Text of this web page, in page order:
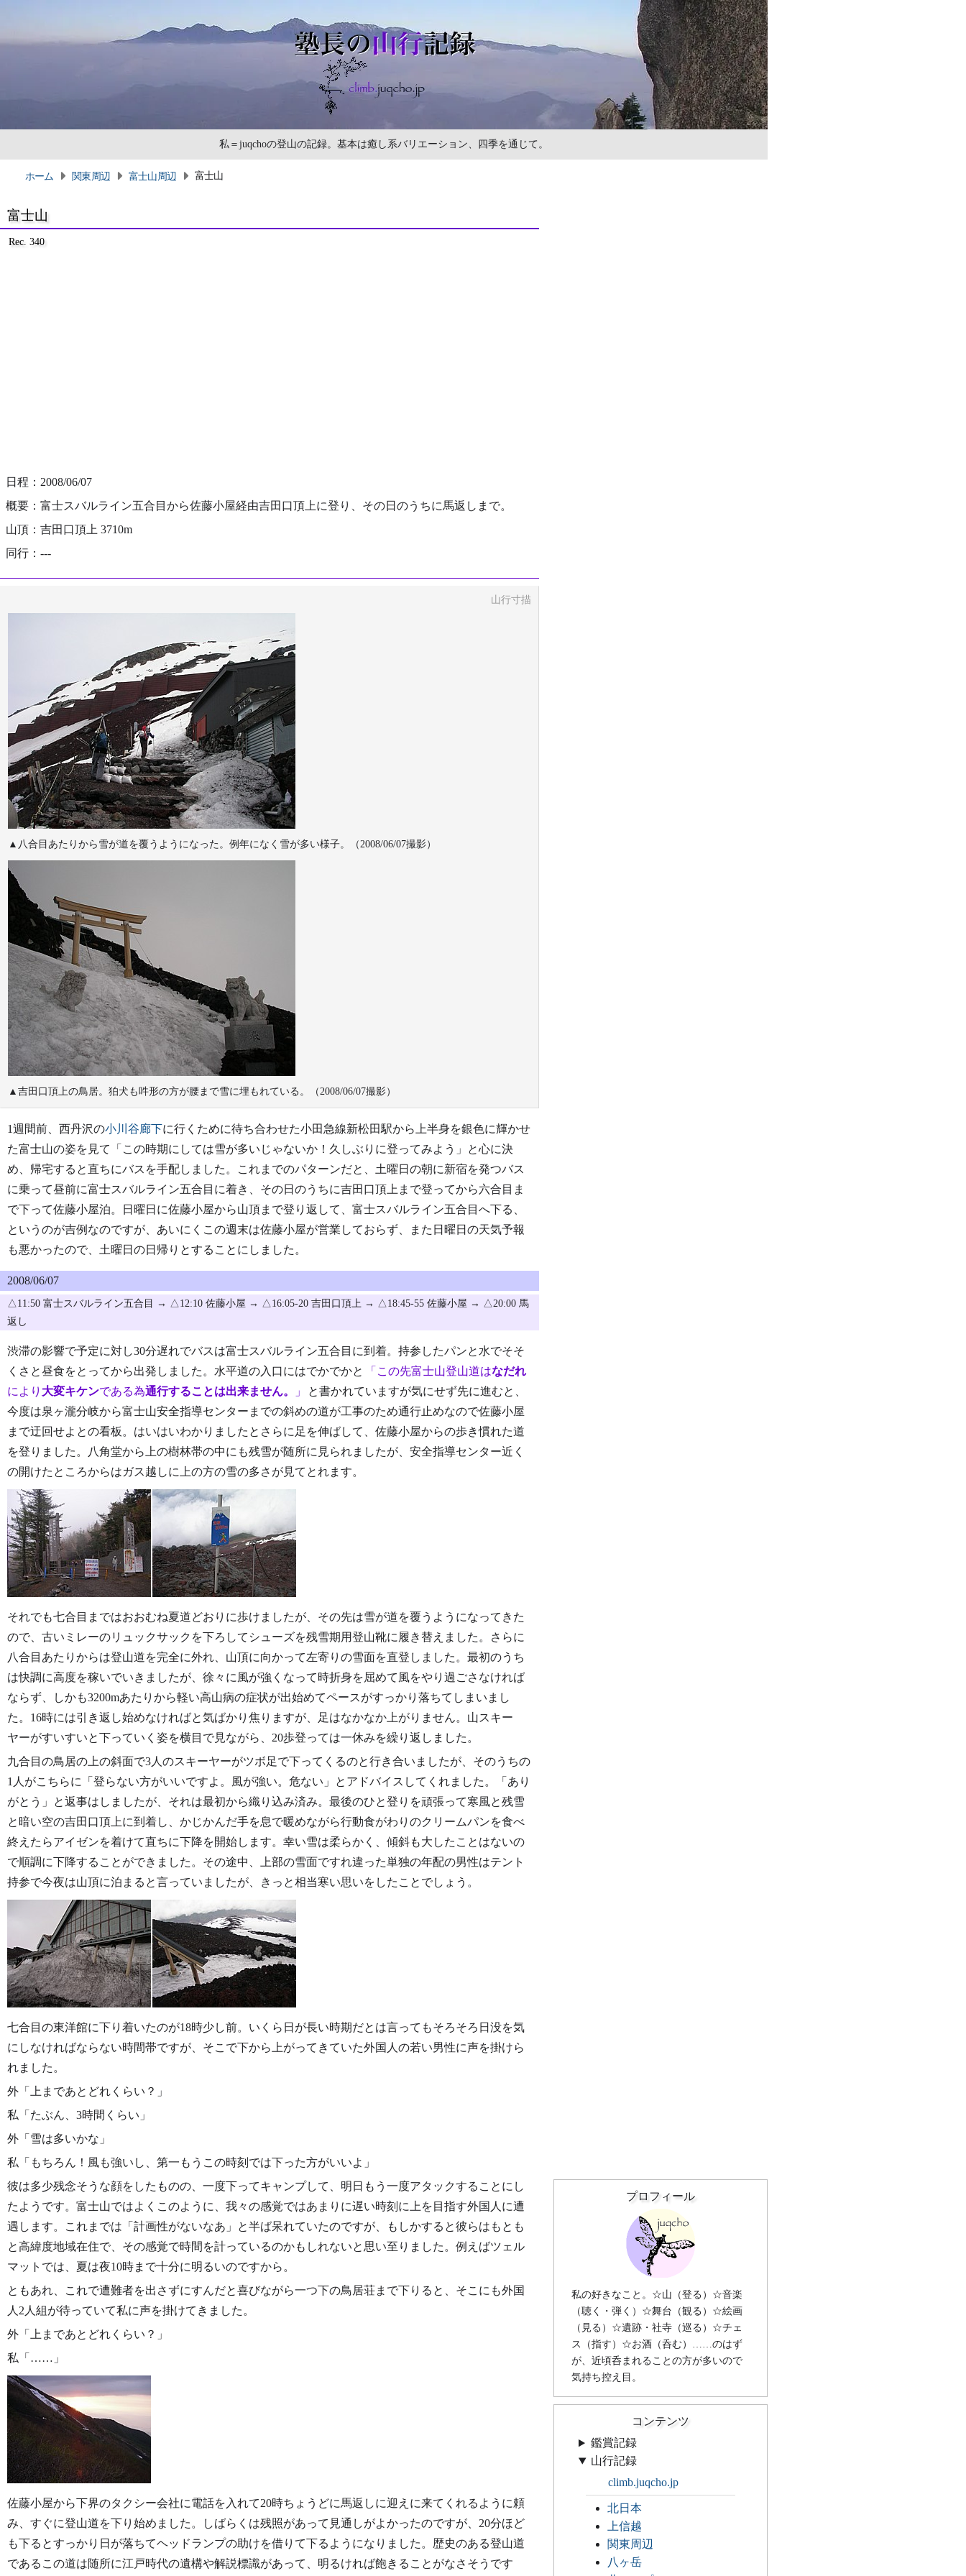
私＝juqchoの登山の記録。基本は癒し系バリエーション、四季を通じて。
ホーム 関東周辺 富士山周辺 富士山
富士山
Rec. 340
日程：2008/06/07
概要：富士スバルライン五合目から佐藤小屋経由吉田口頂上に登り、その日のうちに馬返しまで。
山頂：吉田口頂上 3710m
同行：---
山行寸描
▲八合目あたりから雪が道を覆うようになった。例年になく雪が多い様子。（2008/06/07撮影）
▲吉田口頂上の鳥居。狛犬も吽形の方が腰まで雪に埋もれている。（2008/06/07撮影）
1週間前、西丹沢の小川谷廊下に行くために待ち合わせた小田急線新松田駅から上半身を銀色に輝かせ
た富士山の姿を見て「この時期にしては雪が多いじゃないか！久しぶりに登ってみよう」と心に決
め、帰宅すると直ちにバスを手配しました。これまでのパターンだと、土曜日の朝に新宿を発つバス
に乗って昼前に富士スバルライン五合目に着き、その日のうちに吉田口頂上まで登ってから六合目ま
で下って佐藤小屋泊。日曜日に佐藤小屋から山頂まで登り返して、富士スバルライン五合目へ下る、
というのが吉例なのですが、あいにくこの週末は佐藤小屋が営業しておらず、また日曜日の天気予報
も悪かったので、土曜日の日帰りとすることにしました。
2008/06/07
△11:50 富士スバルライン五合目 → △12:10 佐藤小屋 → △16:05-20 吉田口頂上 → △18:45-55 佐藤小屋 → △20:00 馬
返し
渋滞の影響で予定に対し30分遅れでバスは富士スバルライン五合目に到着。持参したパンと水でそそ
くさと昼食をとってから出発しました。水平道の入口にはでかでかと
この先富士山登山道はなだれ
により 大変キケンである為通行することは出来ません。
と書かれていますが気にせず先に進むと、
今度は泉ヶ瀧分岐から富士山安全指導センターまでの斜めの道が工事のため通行止めなので佐藤小屋
まで迂回せよとの看板。はいはいわかりましたとさらに足を伸ばして、佐藤小屋からの歩き慣れた道
を登りました。八角堂から上の樹林帯の中にも残雪が随所に見られましたが、安全指導センター近く
の開けたところからはガス越しに上の方の雪の多さが見てとれます。
それでも七合目まではおおむね夏道どおりに歩けましたが、その先は雪が道を覆うようになってきた
ので、古いミレーのリュックサックを下ろしてシューズを残雪期用登山靴に履き替えました。さらに
八合目あたりからは登山道を完全に外れ、山頂に向かって左寄りの雪面を直登しました。最初のうち
は快調に高度を稼いでいきましたが、徐々に風が強くなって時折身を屈めて風をやり過ごさなければ
ならず、しかも3200mあたりから軽い高山病の症状が出始めてペースがすっかり落ちてしまいまし
た。16時には引き返し始めなければと気ばかり焦りますが、足はなかなか上がりません。山スキー
ヤーがすいすいと下っていく姿を横目で見ながら、20歩登っては一休みを繰り返しました。
九合目の鳥居の上の斜面で3人のスキーヤーがツボ足で下ってくるのと行き合いましたが、そのうちの
1人がこちらに「登らない方がいいですよ。風が強い。危ない」とアドバイスしてくれました。「あり
がとう」と返事はしましたが、それは最初から織り込み済み。最後のひと登りを頑張って寒風と残雪
と暗い空の吉田口頂上に到着し、かじかんだ手を息で暖めながら行動食がわりのクリームパンを食べ
終えたらアイゼンを着けて直ちに下降を開始します。幸い雪は柔らかく、傾斜も大したことはないの
で順調に下降することができました。その途中、上部の雪面ですれ違った単独の年配の男性はテント
持参で今夜は山頂に泊まると言っていましたが、きっと相当寒い思いをしたことでしょう。
七合目の東洋館に下り着いたのが18時少し前。いくら日が長い時期だとは言ってもそろそろ日没を気
にしなければならない時間帯ですが、そこで下から上がってきていた外国人の若い男性に声を掛けら
れました。
外「上まであとどれくらい？」
私「たぶん、3時間くらい」
外「雪は多いかな」
私「もちろん！風も強いし、第一もうこの時刻では下った方がいいよ」
彼は多少残念そうな顔をしたものの、一度下ってキャンプして、明日もう一度アタックすることにし
たようです。富士山ではよくこのように、我々の感覚ではあまりに遅い時刻に上を目指す外国人に遭
遇します。これまでは「計画性がないなあ」と半ば呆れていたのですが、もしかすると彼らはもとも
と高緯度地域在住で、その感覚で時間を計っているのかもしれないと思い至りました。例えばツェル
マットでは、夏は夜10時まで十分に明るいのですから。
ともあれ、これで遭難者を出さずにすんだと喜びながら一つ下の鳥居荘まで下りると、そこにも外国
人2人組が待っていて私に声を掛けてきました。
外「上まであとどれくらい？」
私「……」
佐藤小屋から下界のタクシー会社に電話を入れて20時ちょうどに馬返しに迎えに来てくれるように頼
み、すぐに登山道を下り始めました。しばらくは残照があって見通しがよかったのですが、20分ほど
も下るとすっかり日が落ちてヘッドランプの助けを借りて下るようになりました。歴史のある登山道
であるこの道は随所に江戸時代の遺構や解説標識があって、明るければ飽きることがなさそうです
プロフィール
私の好きなこと。☆山（登る）☆音楽
（聴く・弾く）☆舞台（観る）☆絵画
（見る）☆遺跡・社寺（巡る）☆チェ
ス（指す）☆お酒（呑む）……のはず
が、近頃呑まれることの方が多いので
気持ち控え目。
コンテンツ
鑑賞記録
山行記録
climb.juqcho.jp
北日本
上信越
関東周辺
八ヶ岳